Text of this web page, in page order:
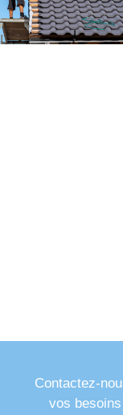
Contactez-
vos